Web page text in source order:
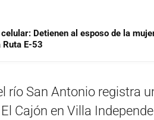
Detienen al esposo de la
E-53
río San Antonio registra
Cajón en Villa